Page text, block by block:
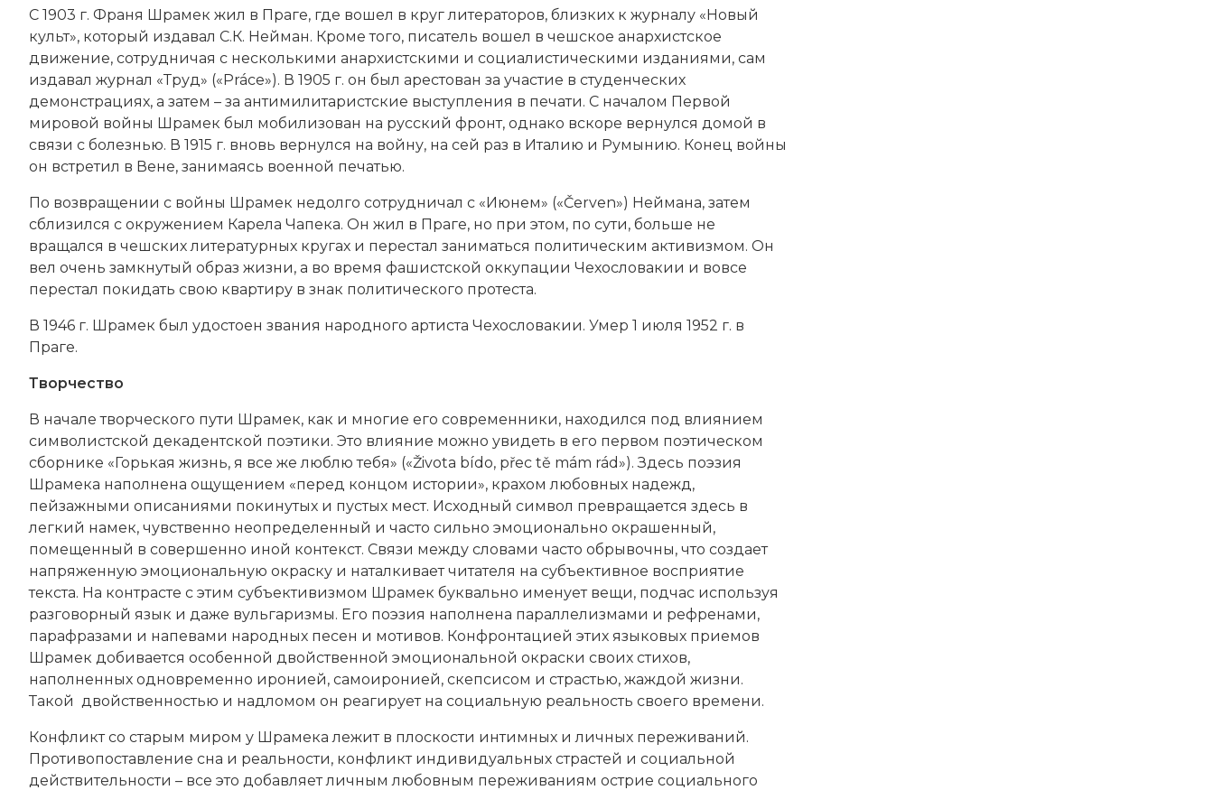
С 1903 г. Франя Шрамек жил в Праге, где вошел в круг литераторов, близких к журналу «Новый
культ», который издавал С.К. Нейман. Кроме того, писатель вошел в чешское анархистское
движение, сотрудничая с несколькими анархистскими и социалистическими изданиями, сам
издавал журнал «Труд» («Práce»). В 1905 г. он был арестован за участие в студенческих
демонстрациях, а затем – за антимилитаристские выступления в печати. С началом Первой
мировой войны Шрамек был мобилизован на русский фронт, однако вскоре вернулся домой в
связи с болезнью. В 1915 г. вновь вернулся на войну, на сей раз в Италию и Румынию. Конец войны
он встретил в Вене, занимаясь военной печатью.
По возвращении с войны Шрамек недолго сотрудничал с «Июнем» («Červen») Неймана, затем
сблизился с окружением Карела Чапека. Он жил в Праге, но при этом, по сути, больше не
вращался в чешских литературных кругах и перестал заниматься политическим активизмом. Он
вел очень замкнутый образ жизни, а во время фашистской оккупации Чехословакии и вовсе
перестал покидать свою квартиру в знак политического протеста.
В 1946 г. Шрамек был удостоен звания народного артиста Чехословакии. Умер 1 июля 1952 г. в
Праге.
Творчество
В начале творческого пути Шрамек, как и многие его современники, находился под влиянием
символистской декадентской поэтики. Это влияние можно увидеть в его первом поэтическом
сборнике «Горькая жизнь, я все же люблю тебя» («Života bído, přec tě mám rád»). Здесь поэзия
Шрамека наполнена ощущением «перед концом истории», крахом любовных надежд,
пейзажными описаниями покинутых и пустых мест. Исходный символ превращается здесь в
легкий намек, чувственно неопределенный и часто сильно эмоционально окрашенный,
помещенный в совершенно иной контекст. Связи между словами часто обрывочны, что создает
напряженную эмоциональную окраску и наталкивает читателя на субъективное восприятие
текста. На контрасте с этим субъективизмом Шрамек буквально именует вещи, подчас используя
разговорный язык и даже вульгаризмы. Его поэзия наполнена параллелизмами и рефренами,
парафразами и напевами народных песен и мотивов. Конфронтацией этих языковых приемов
Шрамек добивается особенной двойственной эмоциональной окраски своих стихов,
наполненных одновременно иронией, самоиронией, скепсисом и страстью, жаждой жизни.
Такой двойственностью и надломом он реагирует на социальную реальность своего времени.
Конфликт со старым миром у Шрамека лежит в плоскости интимных и личных переживаний.
Противопоставление сна и реальности, конфликт индивидуальных страстей и социальной
действительности – все это добавляет личным любовным переживаниям острие социального